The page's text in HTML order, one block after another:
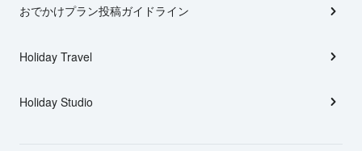
おでかけプラン投稿ガイドライン
Holiday Travel
Holiday Studio